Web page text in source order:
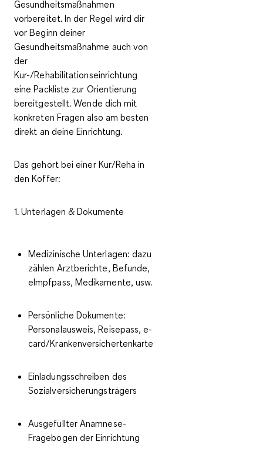
Gesundheitsmaßnahmen
vorbereitet. In der Regel wird dir
vor Beginn deiner
Gesundheitsmaßnahme auch von
der
Kur-/Rehabilitationseinrichtung
eine Packliste zur Orientierung
bereitgestellt. Wende dich mit
konkreten Fragen also am besten
direkt an deine Einrichtung.
Das gehört bei einer Kur/Reha in
den Koffer:
1. Unterlagen & Dokumente
Medizinische Unterlagen: dazu
zählen Arztberichte, Befunde,
eImpfpass, Medikamente, usw.
Persönliche Dokumente:
Personalausweis, Reisepass, e-
card/Krankenversichertenkarte
Einladungsschreiben des
Sozialversicherungsträgers
Ausgefüllter Anamnese-
Fragebogen der Einrichtung